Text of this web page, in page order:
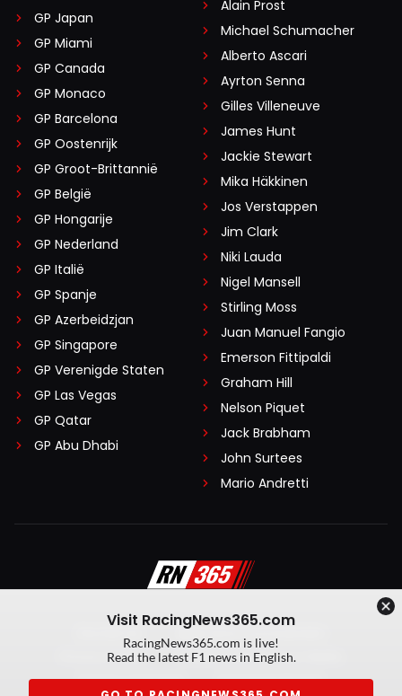
GP Japan
GP Miami
GP Canada
GP Monaco
GP Barcelona
GP Oostenrijk
GP Groot-Brittannië
GP België
GP Hongarije
GP Nederland
GP Italië
GP Spanje
GP Azerbeidzjan
GP Singapore
GP Verenigde Staten
GP Las Vegas
GP Qatar
GP Abu Dhabi
Alain Prost
Michael Schumacher
Alberto Ascari
Ayrton Senna
Gilles Villeneuve
James Hunt
Jackie Stewart
Mika Häkkinen
Jos Verstappen
Jim Clark
Niki Lauda
Nigel Mansell
Stirling Moss
Juan Manuel Fangio
Emerson Fittipaldi
Graham Hill
Nelson Piquet
Jack Brabham
John Surtees
Mario Andretti
Algemene voorwaarden
Privacy Policy
Created by On Your Marks
Privacy manager
Kansspeluitingen
Visit RacingNews365.com
RacingNews365.com is live!
Read the latest F1 news in English.